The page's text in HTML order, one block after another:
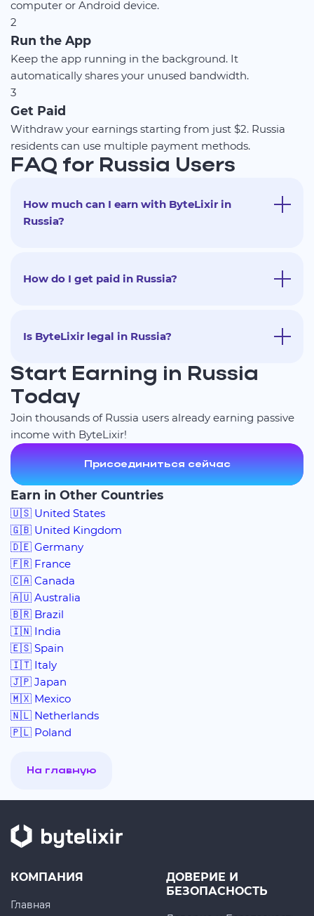
computer or Android device.
2
Run the App
Keep the app running in the background. It
automatically shares your unused bandwidth.
3
Get Paid
Withdraw your earnings starting from just $2. Russia
residents can use multiple payment methods.
FAQ for Russia Users
How much can I earn with ByteLixir in
Russia?
How do I get paid in Russia?
Is ByteLixir legal in Russia?
Start Earning in Russia
Today
Join thousands of Russia users already earning passive
income with ByteLixir!
Присоединиться сейчас
Earn in Other Countries
🇺🇸 United States
🇬🇧 United Kingdom
🇩🇪 Germany
🇫🇷 France
🇨🇦 Canada
🇦🇺 Australia
🇧🇷 Brazil
🇮🇳 India
🇪🇸 Spain
🇮🇹 Italy
🇯🇵 Japan
🇲🇽 Mexico
🇳🇱 Netherlands
🇵🇱 Poland
На главную
КОМПАНИЯ
Главная
ДОВЕРИЕ И
БЕЗОПАСНОСТЬ